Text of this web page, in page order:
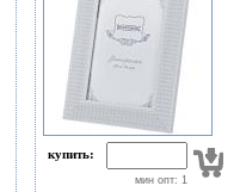
купить:
мин опт: 1